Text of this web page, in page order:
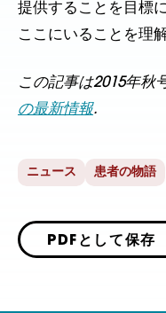
提供することを目標
ここにいることを理
この記事は2015年秋
の最新情報.
ニュース 患者の物語
PDFとして保存